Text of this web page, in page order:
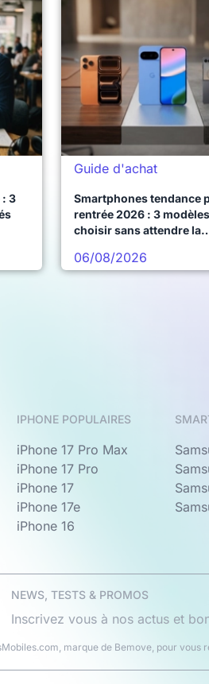
: 3
Guide d'achat
Smartphones tendance
rentrée 2026 : 3
choisir sans attendre la
06/08/2026
IPHONE POPULAIRES
iPhone 17 Pro Max
iPhone 17 Pro
iPhone 17
iPhone 17e
iPhone 16
NEWS, TESTS & PROMOS
Inscrivez vous à nos actus et
marque de Bemove, pour vous